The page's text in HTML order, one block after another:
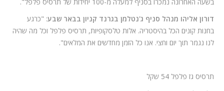
דורון אליהו מנהל סניף ג'נטלמן בגרנד קניון בבאר שבע: "כרגע
בחנות קונים הכל בהיסטריה. אלות טלסקופיות, תרסיס פלפל וכל מה שהיה
לנו נגמר תוך יום וחצי. אנו כל הזמן מחדשים את המלאים".
תרסיס גז פלפל 54 שקל